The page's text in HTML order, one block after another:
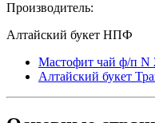
Производитель:
Алтайский букет НПФ
Мастофит чай ф/п N
Алтайский букет